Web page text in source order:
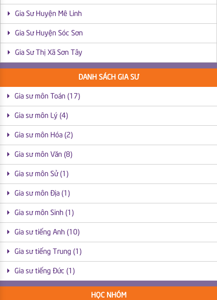
Gia Sư Huyện Mê Linh
Gia Sư Huyện Sóc Sơn
Gia Sư Thị Xã Sơn Tây
DANH SÁCH GIA SƯ
Gia sư môn Toán (17)
Gia sư môn Lý (4)
Gia sư môn Hóa (2)
Gia sư môn Văn (8)
Gia sư môn Sử (1)
Gia sư môn Địa (1)
Gia sư môn Sinh (1)
Gia sư tiếng Anh (10)
Gia sư tiếng Trung (1)
Gia sư tiếng Đức (1)
HỌC NHÓM